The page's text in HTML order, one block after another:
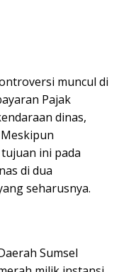
muncul di
Pajak
dinas,
ini pada
di dua
seharusnya.
Sumsel